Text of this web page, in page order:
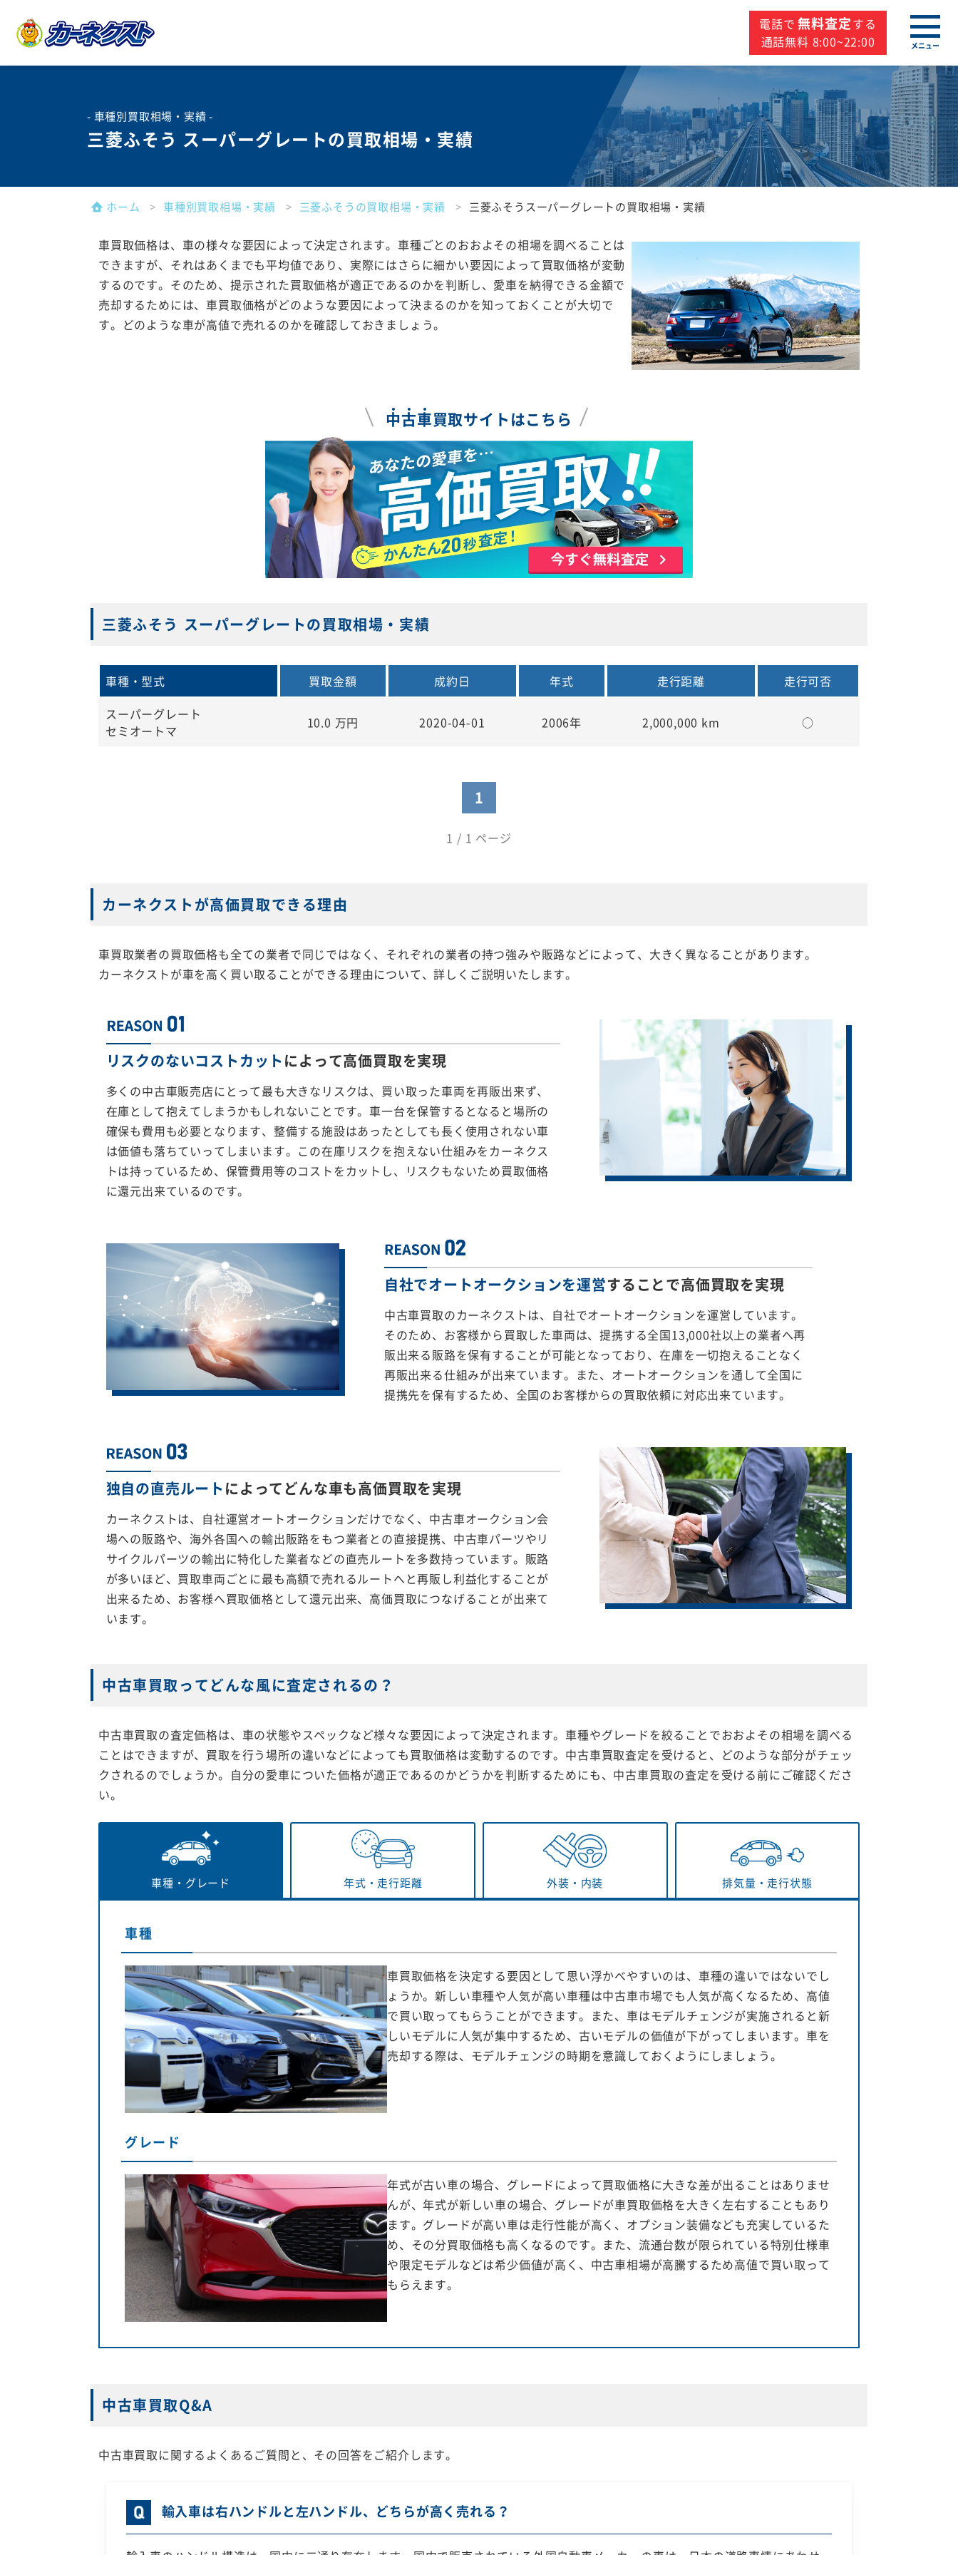
電話で 無料査定する
通話無料 8:00~22:00
メニュー
- 車種別買取相場・実績 -
三菱ふそう スーパーグレートの買取相場・実績
ホーム 車種別買取相場・実績 三菱ふそうの買取相場・実績 三菱ふそうスーパーグレートの買取相場・実績
車買取価格は、車の様々な要因によって決定されます。車種ごとのおおよその相場を調べることは
できますが、それはあくまでも平均値であり、実際にはさらに細かい要因によって買取価格が変動
するのです。そのため、提示された買取価格が適正であるのかを判断し、愛車を納得できる金額で
売却するためには、車買取価格がどのような要因によって決まるのかを知っておくことが大切で
す。どのような車が高値で売れるのかを確認しておきましょう。
中古車買取サイトはこちら
三菱ふそう スーパーグレートの買取相場・実績
車種・型式 買取金額 成約日 年式 走行距離
走行可否
スーパーグレート
セミオートマ
10.0 万円 2020-04-01 2006年 2,000,000 km ○
1
1 / 1 ページ
カーネクストが高価買取できる理由
車買取業者の買取価格も全ての業者で同じではなく、それぞれの業者の持つ強みや販路などによって、大きく異なることがあります。
カーネクストが車を高く買い取ることができる理由について、詳しくご説明いたします。
リスクのないコストカットによって高価買取を実現
多くの中古車販売店にとって最も大きなリスクは、買い取った車両を再販出来ず、
在庫として抱えてしまうかもしれないことです。車一台を保管するとなると場所の
確保も費用も必要となります、整備する施設はあったとしても長く使用されない車
は価値も落ちていってしまいます。この在庫リスクを抱えない仕組みをカーネクス
トは持っているため、保管費用等のコストをカットし、リスクもないため買取価格
に還元出来ているのです。
自社でオートオークションを運営することで高価買取を実現
中古車買取のカーネクストは、自社でオートオークションを運営しています。
そのため、お客様から買取した車両は、提携する全国13,000社以上の業者へ再
販出来る販路を保有することが可能となっており、在庫を一切抱えることなく
再販出来る仕組みが出来ています。また、オートオークションを通して全国に
提携先を保有するため、全国のお客様からの買取依頼に対応出来ています。
独自の直売ルートによってどんな車も高価買取を実現
カーネクストは、自社運営オートオークションだけでなく、中古車オークション会
場への販路や、海外各国への輸出販路をもつ業者との直接提携、中古車パーツやリ
サイクルパーツの輸出に特化した業者などの直売ルートを多数持っています。販路
が多いほど、買取車両ごとに最も高額で売れるルートへと再販し利益化することが
出来るため、お客様へ買取価格として還元出来、高価買取につなげることが出来て
います。
中古車買取ってどんな風に査定されるの？
中古車買取の査定価格は、車の状態やスペックなど様々な要因によって決定されます。車種やグレードを絞ることでおおよその相場を調べる
ことはできますが、買取を行う場所の違いなどによっても買取価格は変動するのです。中古車買取査定を受けると、どのような部分がチェッ
クされるのでしょうか。自分の愛車についた価格が適正であるのかどうかを判断するためにも、中古車買取の査定を受ける前にご確認くださ
い。
車種・ グレード 年式・ 走行距離 外装・ 内装 排気量・ 走行状態
車種
車買取価格を決定する要因として思い浮かべやすいのは、車種の違いではないでし
ょうか。新しい車種や人気が高い車種は中古車市場でも人気が高くなるため、高値
で買い取ってもらうことができます。また、車はモデルチェンジが実施されると新
しいモデルに人気が集中するため、古いモデルの価値が下がってしまいます。車を
売却する際は、モデルチェンジの時期を意識しておくようにしましょう。
グレード
年式が古い車の場合、グレードによって買取価格に大きな差が出ることはありませ
んが、年式が新しい車の場合、グレードが車買取価格を大きく左右することもあり
ます。グレードが高い車は走行性能が高く、オプション装備なども充実しているた
め、その分買取価格も高くなるのです。また、流通台数が限られている特別仕様車
や限定モデルなどは希少価値が高く、中古車相場が高騰するため高値で買い取って
もらえます。
中古車買取Q&A
中古車買取に関するよくあるご質問と、その回答をご紹介します。
輸入車は右ハンドルと左ハンドル、どちらが高く売れる？